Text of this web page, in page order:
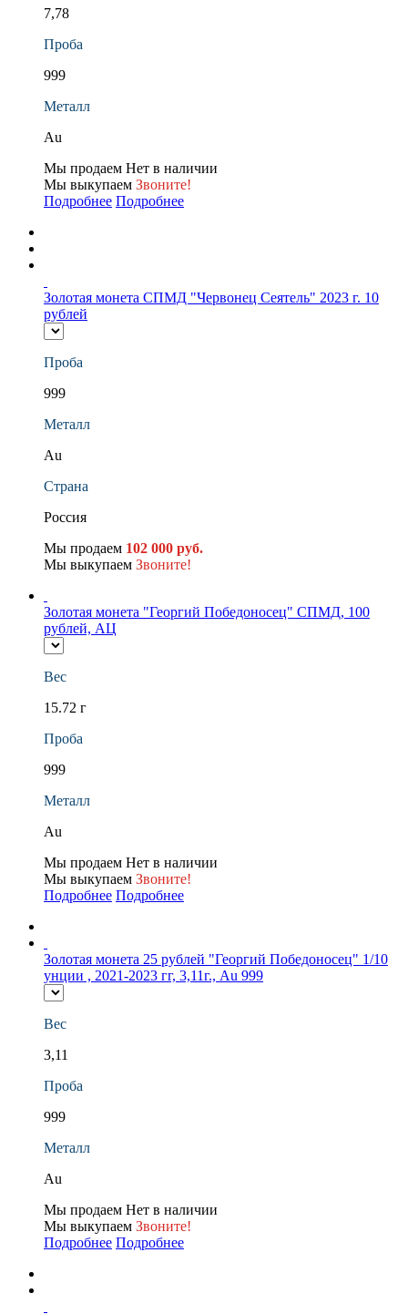
7,78
Проба
999
Металл
Au
Мы продаем Нет в наличии
Мы выкупаем Звоните!
Подробнее Подробнее
Золотая монета СПМД "Червонец Сеятель" 2023 г. 10
рублей
Проба
999
Металл
Au
Страна
Россия
Мы продаем 102 000 руб.
Мы выкупаем Звоните!
Золотая монета "Георгий Победоносец" СПМД, 100
рублей, АЦ
Вес
15.72 г
Проба
999
Металл
Au
Мы продаем Нет в наличии
Мы выкупаем Звоните!
Подробнее Подробнее
Золотая монета 25 рублей "Георгий Победоносец" 1/10
унции , 2021-2023 гг, 3,11г., Au 999
Вес
3,11
Проба
999
Металл
Au
Мы продаем Нет в наличии
Мы выкупаем Звоните!
Подробнее Подробнее